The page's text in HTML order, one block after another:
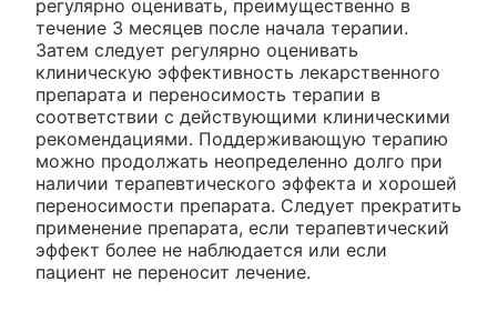
регулярно оценивать, преимущественно в
течение 3 месяцев после начала терапии.
Затем следует регулярно оценивать
клиническую эффективность лекарственного
препарата и переносимость терапии в
соответствии с действующими клиническими
рекомендациями. Поддерживающую терапию
можно продолжать неопределенно долго при
наличии терапевтического эффекта и хорошей
переносимости препарата. Следует прекратить
применение препарата, если терапевтический
эффект более не наблюдается или если
пациент не переносит лечение.